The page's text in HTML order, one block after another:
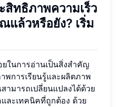
สิทธิภาพความเร็ว
แล้วหรือยัง? เริ่ม
ในการอ่านเป็นสิ่งสำคัญ
พการเรียนรู้และผลิตภาพ
มารถเปลี่ยนแปลงได้ด้วย
ละเทคนิคที่ถูกต้อง ด้วย